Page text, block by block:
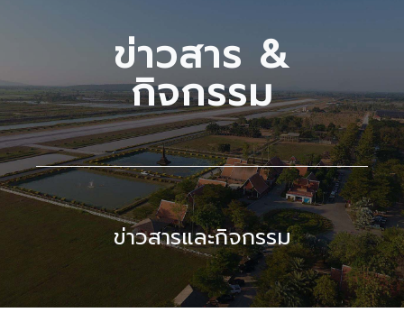
ข่าวสาร &
กิจกรรม
ข่าวสารและกิจกรรม